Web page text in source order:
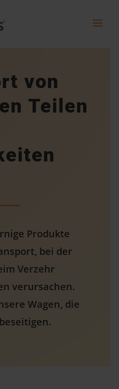
von
Teilen
Produkte
bei der
Verzehr
verursachen.
Wagen, die